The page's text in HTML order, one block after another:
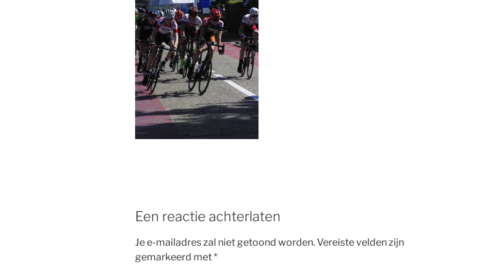
b
o
o
k
st
Een reactie achterlaten
Je e-mailadres zal niet getoond worden.Vereiste velden zijn
gemarkeerd met*